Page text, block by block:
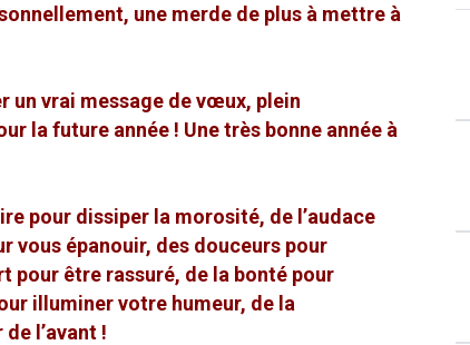
une merde de plus à mettre à
un vrai message de vœux, plein
la future année ! Une très bonne année à
pour dissiper la morosité, de l’audace
vous épanouir, des douceurs pour
pour être rassuré, de la bonté pour
illuminer votre humeur, de la
l’avant !